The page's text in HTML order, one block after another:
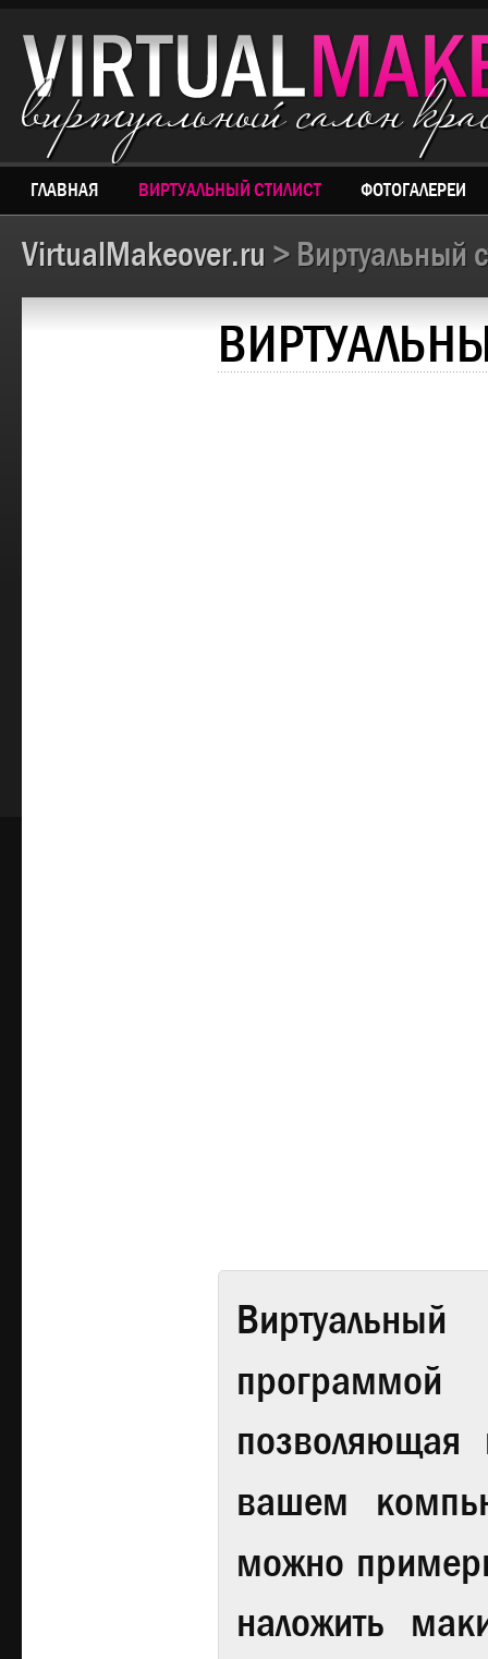
виртуальный салон
ГЛАВНАЯ ВИРТУАЛЬНЫЙ СТИЛИСТ ФОТОГАЛЕРЕИ
VirtualMakeover.ru > Виртуальный
Виртуальный
вашем
можно
наложить